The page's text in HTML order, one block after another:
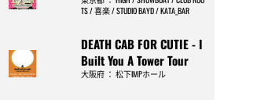
TS / 喜楽 / STUDIO BAYD / KATA_BAR
DEATH CAB FOR CUTIE - I
Built You A Tower Tour
大阪府： 松下IMPホール